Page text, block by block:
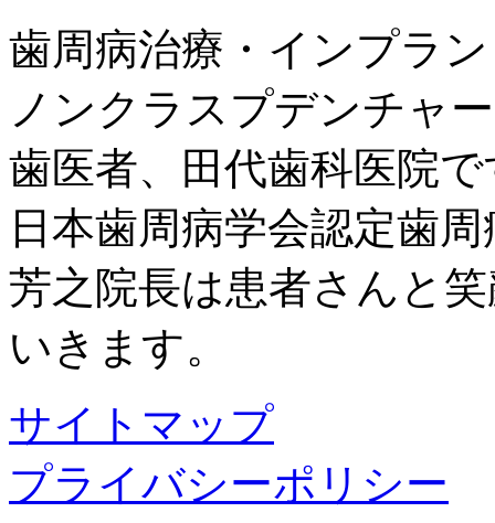
歯周病治療・インプラ
ノンクラスプデンチャ
歯医者、田代歯科医院
日本歯周病学会認定歯
芳之院長は患者さんと
いきます。
サイトマップ
プライバシーポリシー